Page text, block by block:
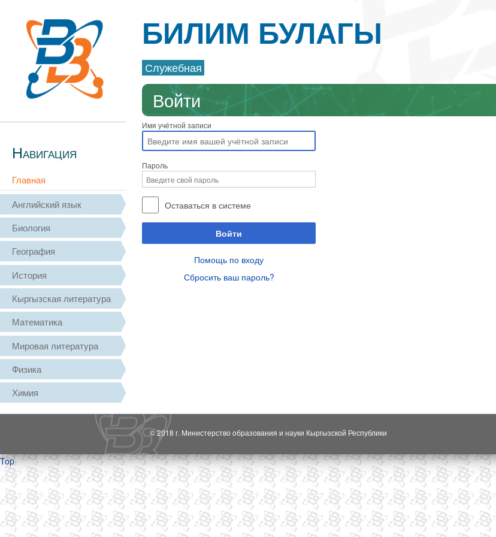
Навигация
Главная
Английский язык
Биология
География
История
Кыргызская литература
Математика
Мировая литература
Физика
Химия
БИЛИМ БУЛАГЫ
Служебная
Войти
Имя учётной записи
Пароль
Оставаться в системе
Войти
Помощь по входу
Сбросить ваш пароль?
© 2018 г. Министерство образования и науки Кыргызской Республики
Top